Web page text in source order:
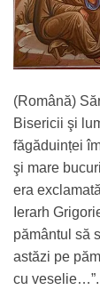
(Română)
Bisericii şi
făgăduinței
şi mare
era
Ierarh
pământul să
astăzi pe
cu veselie…”.